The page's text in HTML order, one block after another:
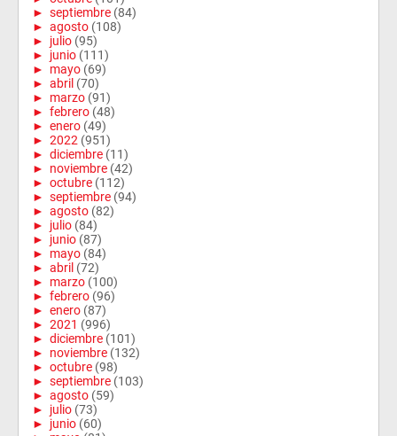
► septiembre (84)
► agosto (108)
► julio (95)
► junio (111)
► mayo (69)
► abril (70)
► marzo (91)
► febrero (48)
► enero (49)
► 2022 (951)
► diciembre (11)
► noviembre (42)
► octubre (112)
► septiembre (94)
► agosto (82)
► julio (84)
► junio (87)
► mayo (84)
► abril (72)
► marzo (100)
► febrero (96)
► enero (87)
► 2021 (996)
► diciembre (101)
► noviembre (132)
► octubre (98)
► septiembre (103)
► agosto (59)
► julio (73)
► junio (60)